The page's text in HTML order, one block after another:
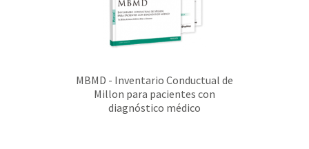
MBMD - Inventario Conductual de
Millon para pacientes con
diagnóstico médico